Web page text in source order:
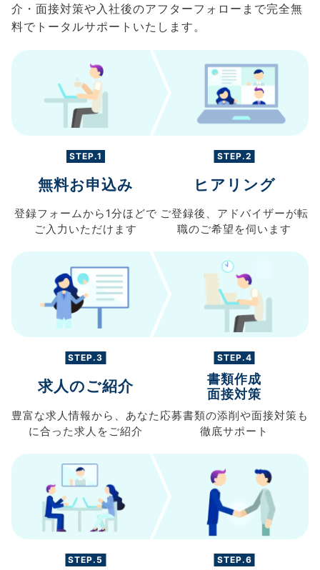
介・面接対策や入社後のアフターフォローまで完全無
料でトータルサポートいたします。
STEP.1
無料お申込み
登録フォームから 1分ほどで
ご入力 いただけます
STEP.2
ヒアリング
ご登録後、 アドバイザーが転
職のご希望を伺います
STEP.3
求人のご紹介
豊富な求人情報から、 あなた
に合った求人を ご紹介
STEP.4
書類作成
面接対策
応募書類の添削や面接対策も
徹底サポート
STEP.5 STEP.6